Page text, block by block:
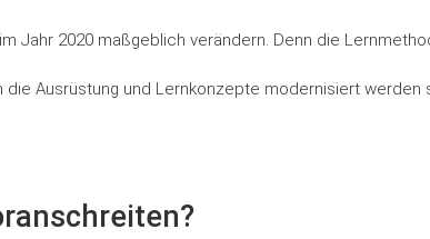
Jahr 2020 maßgeblich verändern. Denn die
Ausrüstung und Lernkonzepte modernisiert werden